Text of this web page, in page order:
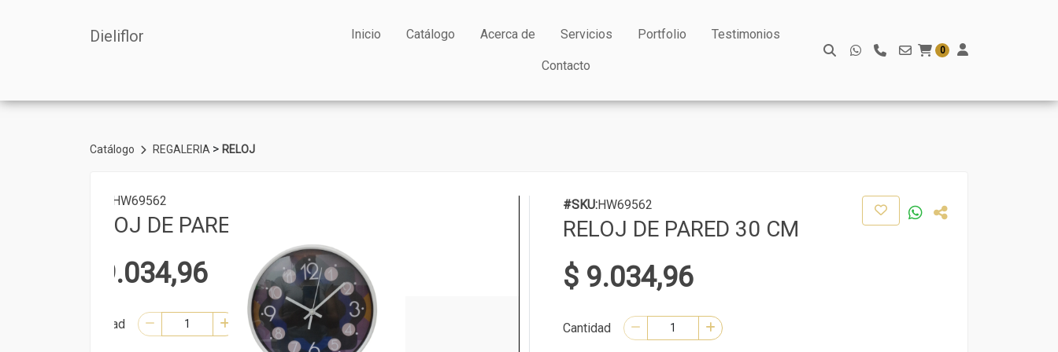
Dieliflor Inicio Catálogo Acerca de Servicios Portfolio Testimonios
Contacto
0
Catálogo REGALERIA > RELOJ
#SKU:HW69562
RELOJ DE PARED 30 CM
$ 9.034,96
Cantidad